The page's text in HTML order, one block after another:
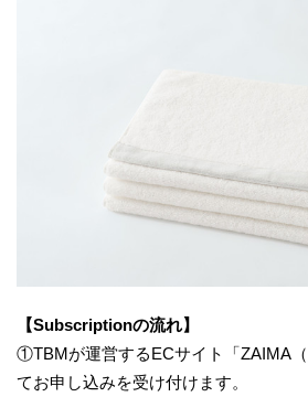
【Subscriptionの流れ】
①TBMが運営するECサイト「ZAIMA（
てお申し込みを受け付けます。